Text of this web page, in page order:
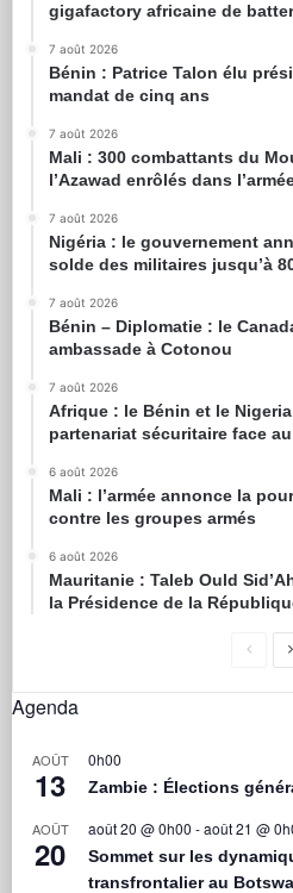
gigafactory africaine de
7 août 2026
Bénin : Patrice Talon élu
mandat de cinq ans
7 août 2026
Mali : 300 combattants du
l’Azawad enrôlés dans
7 août 2026
Nigéria : le gouvernement
solde des militaires jusqu’à
7 août 2026
Bénin – Diplomatie : le
ambassade à Cotonou
7 août 2026
Afrique : le Bénin et le
partenariat sécuritaire face
6 août 2026
Mali : l’armée annonce la
contre les groupes armés
6 août 2026
Mauritanie : Taleb Ould
la Présidence de la
Agenda
AOÛT
13
0h00
Zambie : Élections
AOÛT
20
août 20 @ 0h00 -août 21 @
Sommet sur les
transfrontalier au